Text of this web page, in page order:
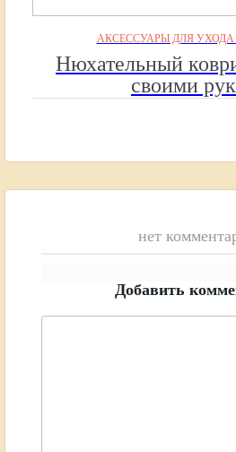
АКСЕССУАРЫ ДЛЯ
Нюхательный
своими
нет
Добавить